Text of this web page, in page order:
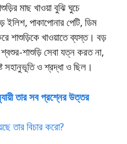
মাছ খাওয়া বুঝি ঘুচে
পাকাপোনার পেটি, ডিম
শাশুড়িকে খাওয়াতে ব্যস্ত। বড়
শাশুড়ি সেবা যত্ন করত না,
সহানুভূতি ও শ্রদ্ধা ও ছিল।
তার সব প্রশ্নের উত্তর
তার বিচার করো?